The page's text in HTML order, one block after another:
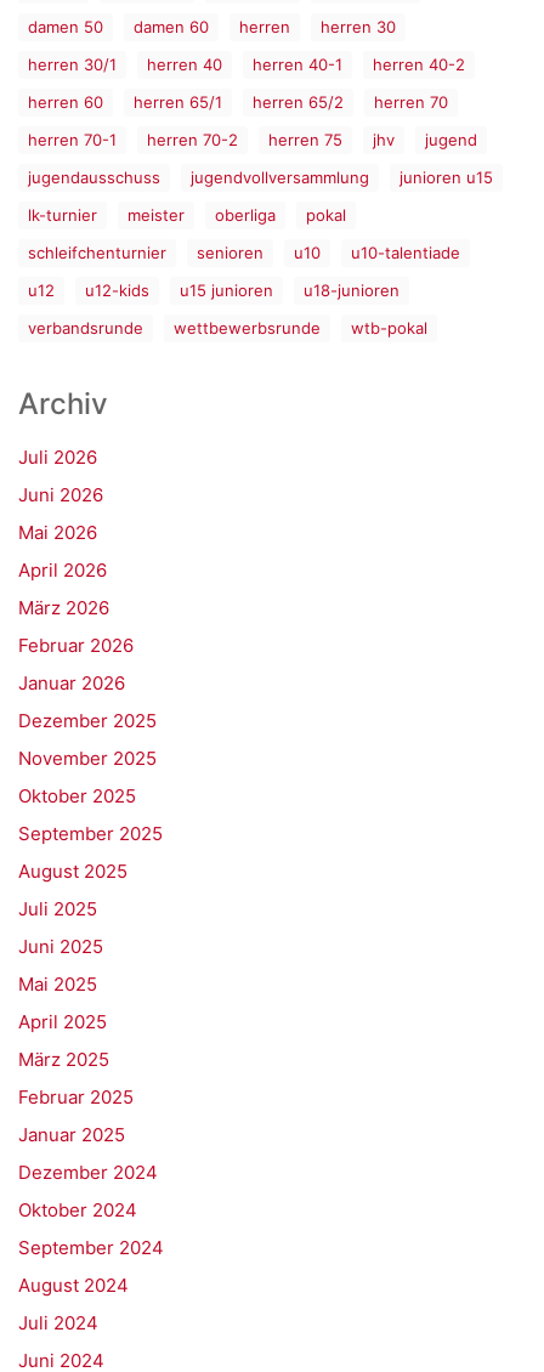
damen 50
damen 60 herren
herren 30
herren 30/1
herren 40 herren 40-1
herren 40-2
herren 60
herren 65/1 herren 65/2
herren 70
herren 70-1
herren 70-2 herren 75 jhv
jugend
jugendausschuss
jugendvollversammlung
junioren u15
lk-turnier
meister oberliga
pokal
schleifchenturnier
senioren u10
u10-talentiade
u12
u12-kids u15 junioren
u18-junioren
verbandsrunde
wettbewerbsrunde wtb-pokal
Archiv
Juli 2026
Juni 2026
Mai 2026
April 2026
März 2026
Februar 2026
Januar 2026
Dezember 2025
November 2025
Oktober 2025
September 2025
August 2025
Juli 2025
Juni 2025
Mai 2025
April 2025
März 2025
Februar 2025
Januar 2025
Dezember 2024
Oktober 2024
September 2024
August 2024
Juli 2024
Juni 2024